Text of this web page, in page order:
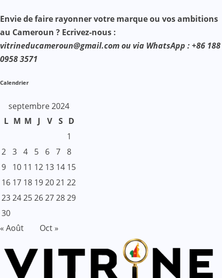
Envie de faire rayonner votre marque ou vos ambitions
au Cameroun ? Ecrivez-nous :
vitrineducameroun@gmail.com ou via WhatsApp : +86 188
0958 3571
Calendrier
septembre 2024
L M M J V S D
1
2 3 4 5 6 7 8
9
10 11 12 13 14 15
16 17 18 192021 22
23242526272829
30
« Août
Oct »